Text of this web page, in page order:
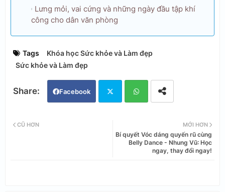
Lưng mỏi, vai cứng và những ngày đầu tập khí
công cho dân văn phòng
Tags
Khóa học Sức khỏe và Làm đẹp
Sức khỏe và Làm đẹp
Facebook
tter ats
MỚI HƠN
Bí quyết Vóc dáng quyến rũ cùng
Belly Dance - Nhung Vũ: Học
ngay, thay đổi ngay!
CŨ HƠN